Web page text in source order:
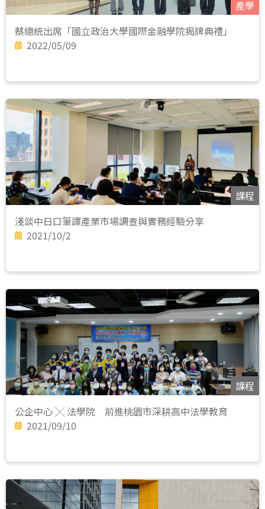
產學
蔡總統出席「國立政治大學國際金融學院揭牌典禮」
2022/05/09
課程
淺談中日口筆譯產業市場調查與實務經驗分享
2021/10/2
課程
公企中心 ╳ 法學院 前進桃園市深耕高中法學教育
2021/09/10